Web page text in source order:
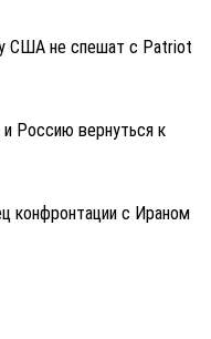
США не спешат с Patriot
Россию вернуться к
конфронтации с Ираном